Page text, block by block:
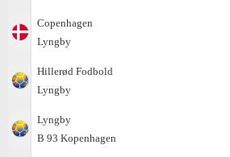
Copenhagen
Lyngby
Hillerød Fodbold
Lyngby
Lyngby
B 93 Kopenhagen